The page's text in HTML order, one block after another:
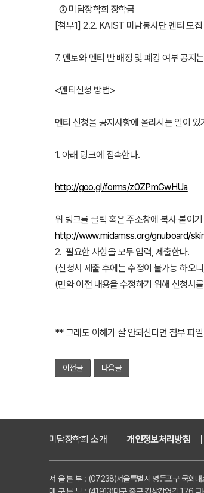
③ 미담장학회 장학금
[첨부1] 2.2. KAIST 미담봉사단 멘티 모집
7. 멘토와 멘티 반 배정 및 폐강 여부 공지
<멘티신청 방법>
멘티 신청을 공지사항에 올리시는 일이
1. 아래 링크에 접속한다.
http://goo.gl/forms/z0ZPmGwHUa
위 링크를 클릭 혹은 주소창에 복사 붙이
http://www.midamss.org/gnuboard/
2. 필요한 사항을 모두 입력, 제출한다.
(신청서 제출 후에는 수정이 불가능 하오
(만약 이전 내용을 수정하기 위해 신청서
** 그래도 이해가 잘 안되신다면 첨부 파
이전글 다음글
미담장학회 소개 개인정보처리방침
서 울 본 부 : (07238)서울특별시 영등포구 국회